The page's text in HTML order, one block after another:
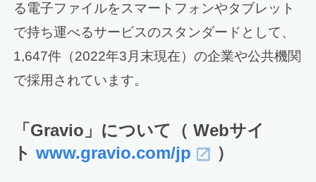
る電子ファイルをスマートフォンやタブレット
で持ち運べるサービスのスタンダードとして、
1,647件（2022年3月末現在）の企業や公共機関
で採用されています。
「Gravio」について（ Webサイ
トwww.gravio.com/jp ）